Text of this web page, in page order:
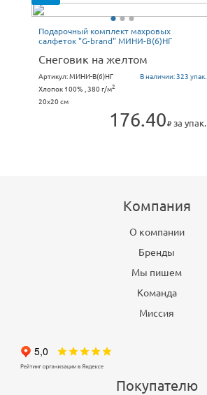
Подарочный комплект махровых
салфеток "G-brand" МИНИ-В(6)НГ
Снеговик на желтом
Артикул:МИНИ-В(6)НГ В наличии:323 упак.
Хлопок 100% , 380 г/м2
20x20 см
176.40 за упак.
Компания
О компании
Бренды
Мы пишем
Команда
Миссия
Покупателю